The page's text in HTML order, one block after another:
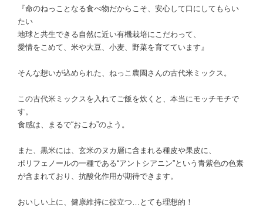
『命のねっことなる食べ物だからこそ、安心して口にしてもらい
たい
地球と共生できる自然に近い有機栽培にこだわって、
愛情をこめて、米や大豆、小麦、野菜を育てています』
そんな想いが込められた、ねっこ農園さんの古代米ミックス。
この古代米ミックスを入れてご飯を炊くと、本当にモッチモチで
す。
食感は、まるで“おこわ”のよう。
また、黒米には、玄米のヌカ層に含まれる種皮や果皮に、
ポリフェノールの一種である“アントシアニン”という青紫色の色素
が含まれており、抗酸化作用が期待できます。
おいしい上に、健康維持に役立つ…とても理想的！